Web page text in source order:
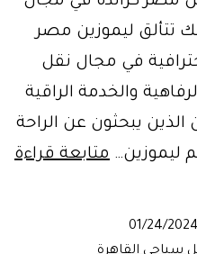
تتألق ليموزين مصر
في مجال نقل
والخدمة الراقية
الذين يبحثون عن الراحة
ليموزين… متابعة قراءة
01/24/2024